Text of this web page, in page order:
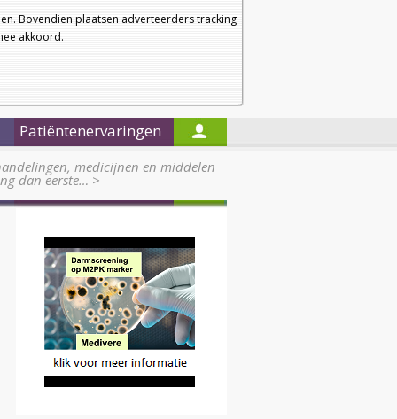
Bovendien plaatsen adverteerders tracking
akkoord.
a
a
Nieuwsbrief
Startpagina
Patiëntenervaringen
medicijnen en middelen
dan eerste… >